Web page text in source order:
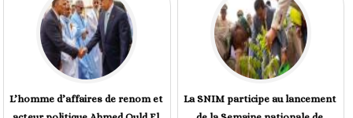
L’homme d’affaires de renom et
La SNIM participe au lancement